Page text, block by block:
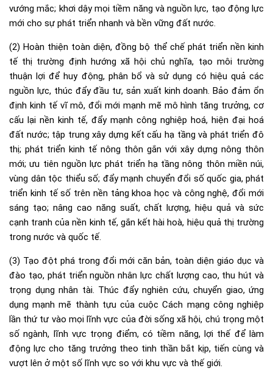
vướng mắc; khơi dậy mọi tiềm năng và nguồn lực, tạo động lực
mới cho sự phát triển nhanh và bền vững đất nước.
(2) Hoàn thiện toàn diện, đồng bộ thể chế phát triển nền kinh
tế thị trường định hướng xã hội chủ nghĩa, tạo môi trường
thuận lợi để huy động, phân bổ và sử dụng có hiệu quả các
nguồn lực, thúc đẩy đầu tư, sản xuất kinh doanh. Bảo đảm ổn
định kinh tế vĩ mô, đổi mới mạnh mẽ mô hình tăng trưởng, cơ
cấu lại nền kinh tế, đẩy mạnh công nghiệp hoá, hiện đại hoá
đất nước; tập trung xây dựng kết cấu hạ tầng và phát triển đô
thị; phát triển kinh tế nông thôn gắn với xây dựng nông thôn
mới; ưu tiên nguồn lực phát triển hạ tầng nông thôn miền núi,
vùng dân tộc thiểu số; đẩy mạnh chuyển đổi số quốc gia, phát
triển kinh tế số trên nền tảng khoa học và công nghệ, đổi mới
sáng tạo; nâng cao năng suất, chất lượng, hiệu quả và sức
cạnh tranh của nền kinh tế, gắn kết hài hoà, hiệu quả thị trường
trong nước và quốc tế.
(3) Tạo đột phá trong đổi mới căn bản, toàn diện giáo dục và
đào tạo, phát triển nguồn nhân lực chất lượng cao, thu hút và
trọng dụng nhân tài. Thúc đẩy nghiên cứu, chuyển giao, ứng
dụng mạnh mẽ thành tựu của cuộc Cách mạng công nghiệp
lần thứ tư vào mọi lĩnh vực của đời sống xã hội, chú trọng một
số ngành, lĩnh vực trọng điểm, có tiềm năng, lợi thế để làm
động lực cho tăng trưởng theo tinh thần bắt kịp, tiến cùng và
vượt lên ở một số lĩnh vực so với khu vực và thế giới.